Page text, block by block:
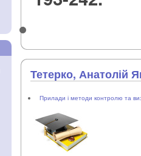
Тетерко, Анатолій
Прилади і методи контролю та